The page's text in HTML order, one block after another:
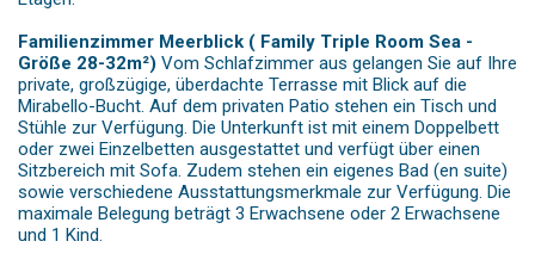
Familienzimmer Meerblick ( Family Triple Room Sea -
Größe 28-32m²) Vom Schlafzimmer aus gelangen Sie auf Ihre
private, großzügige, überdachte Terrasse mit Blick auf die
Mirabello-Bucht. Auf dem privaten Patio stehen ein Tisch und
Stühle zur Verfügung. Die Unterkunft ist mit einem Doppelbett
oder zwei Einzelbetten ausgestattet und verfügt über einen
Sitzbereich mit Sofa. Zudem stehen ein eigenes Bad (en suite)
sowie verschiedene Ausstattungsmerkmale zur Verfügung. Die
maximale Belegung beträgt 3 Erwachsene oder 2 Erwachsene
und 1 Kind.